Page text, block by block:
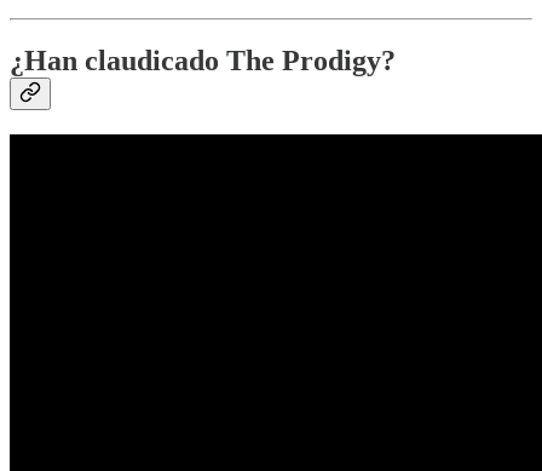
¿Han claudicado The Prodigy?